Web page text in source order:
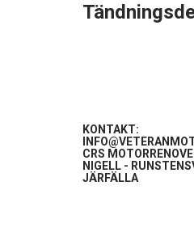
KONTAKT:
CRS
NIGELL -
JÄRFÄLLA